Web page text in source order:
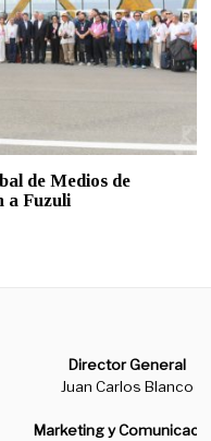
de Medios de
a Fuzuli
Director General
Juan Carlos Blanco
Marketing y